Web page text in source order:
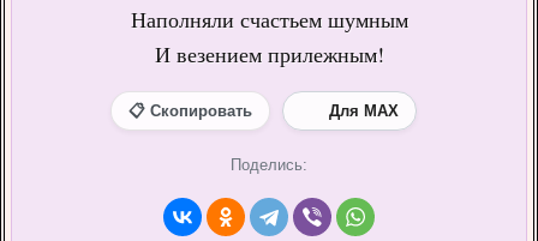
Наполняли счастьем шумным
И везением прилежным!
📋 Скопировать Для MAX
Поделись: